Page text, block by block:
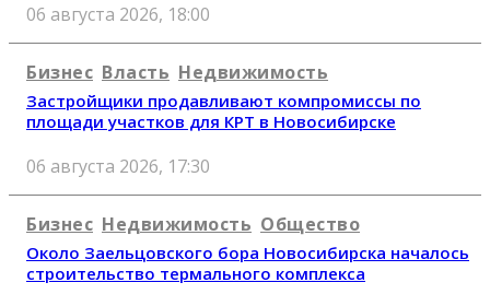
06 августа 2026, 18:00
Бизнес Власть Недвижимость
Застройщики продавливают компромиссы по
площади участков для КРТ в Новосибирске
06 августа 2026, 17:30
Бизнес Недвижимость Общество
Около Заельцовского бора Новосибирска началось
строительство термального комплекса